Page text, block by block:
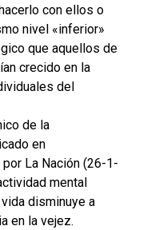
con ellos o
nivel «inferior»
que aquellos de
crecido en la
del
de la
en
La Nación (26-1-
mental
disminuye a
en la vejez.